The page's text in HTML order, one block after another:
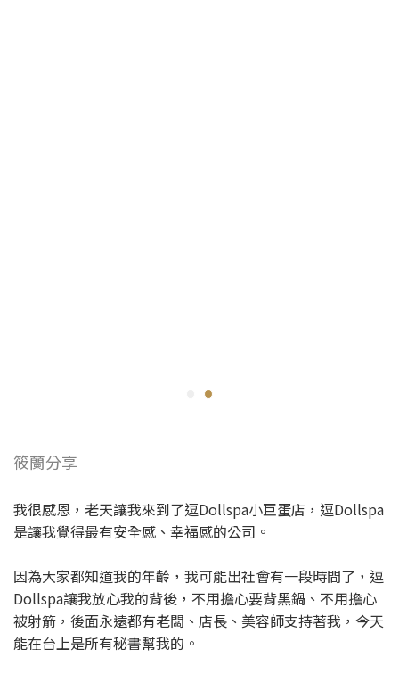
筱蘭分享
我很感恩，老天讓我來到了逗Dollspa小巨蛋店，逗Dollspa
是讓我覺得最有安全感、幸福感的公司。
因為大家都知道我的年齡，我可能出社會有一段時間了，逗
Dollspa讓我放心我的背後，不用擔心要背黑鍋、不用擔心
被射箭，後面永遠都有老闆、店長、美容師支持著我，今天
能在台上是所有秘書幫我的。